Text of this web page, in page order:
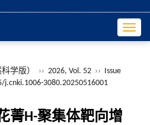
学版） ›› 2026, Vol. 52 ›› Issue
j.cnki.1006-3080.20250516001
菁H-聚集体靶向增